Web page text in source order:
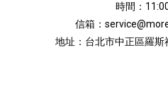
時間：
信箱：
地址： 台北市中正區羅